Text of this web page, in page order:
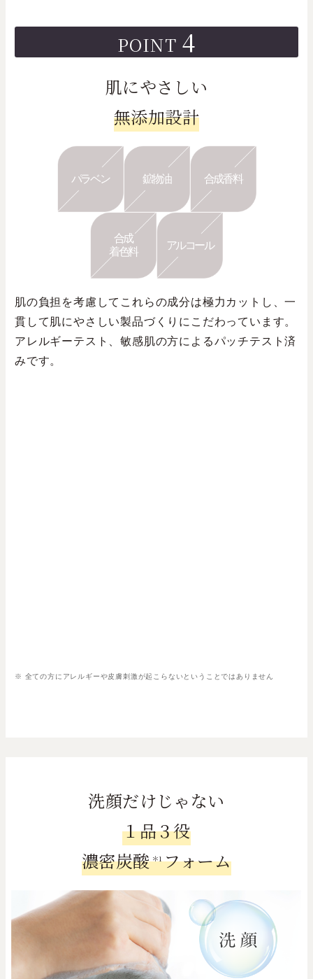
POINT 4
肌にやさしい
無添加設計
パラベン 鉱物油 合成香料
合成
着色料
アルコール
肌の負担を考慮してこれらの成分は極力カットし、一
貫して肌にやさしい製品づくりにこだわっています。
アレルギーテスト、敏感肌の方によるパッチテスト済
みです。
※ 全ての方にアレルギーや皮膚刺激が起こらないということではありません
洗顔だけじゃない
１品３役
濃密炭酸 ＊1 フォーム